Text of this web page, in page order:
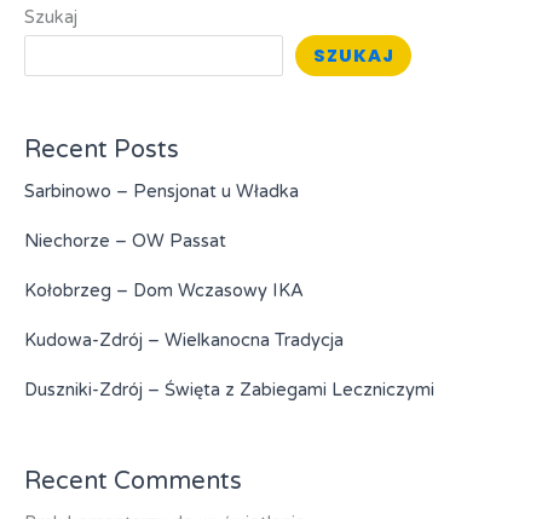
Szukaj
SZUKAJ
Recent Posts
Sarbinowo – Pensjonat u Władka
Niechorze – OW Passat
Kołobrzeg – Dom Wczasowy IKA
Kudowa-Zdrój – Wielkanocna Tradycja
Duszniki-Zdrój – Święta z Zabiegami Leczniczymi
Recent Comments